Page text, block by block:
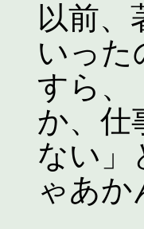
以前、
いった
すら、
か、仕
ない」
ゃあか